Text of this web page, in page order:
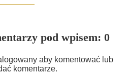
pod wpisem: 0
aby komentować lub
komentarze.